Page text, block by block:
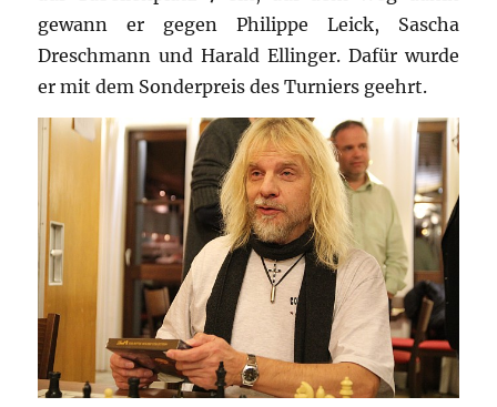
gewann er gegen Philippe Leick, Sascha
Dreschmann und Harald Ellinger. Dafür wurde
er mit dem Sonderpreis des Turniers geehrt.